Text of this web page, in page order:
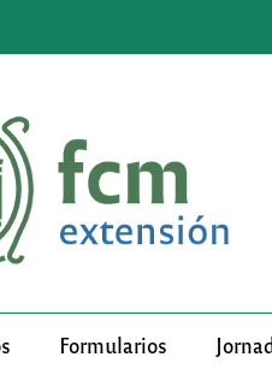
Formularios